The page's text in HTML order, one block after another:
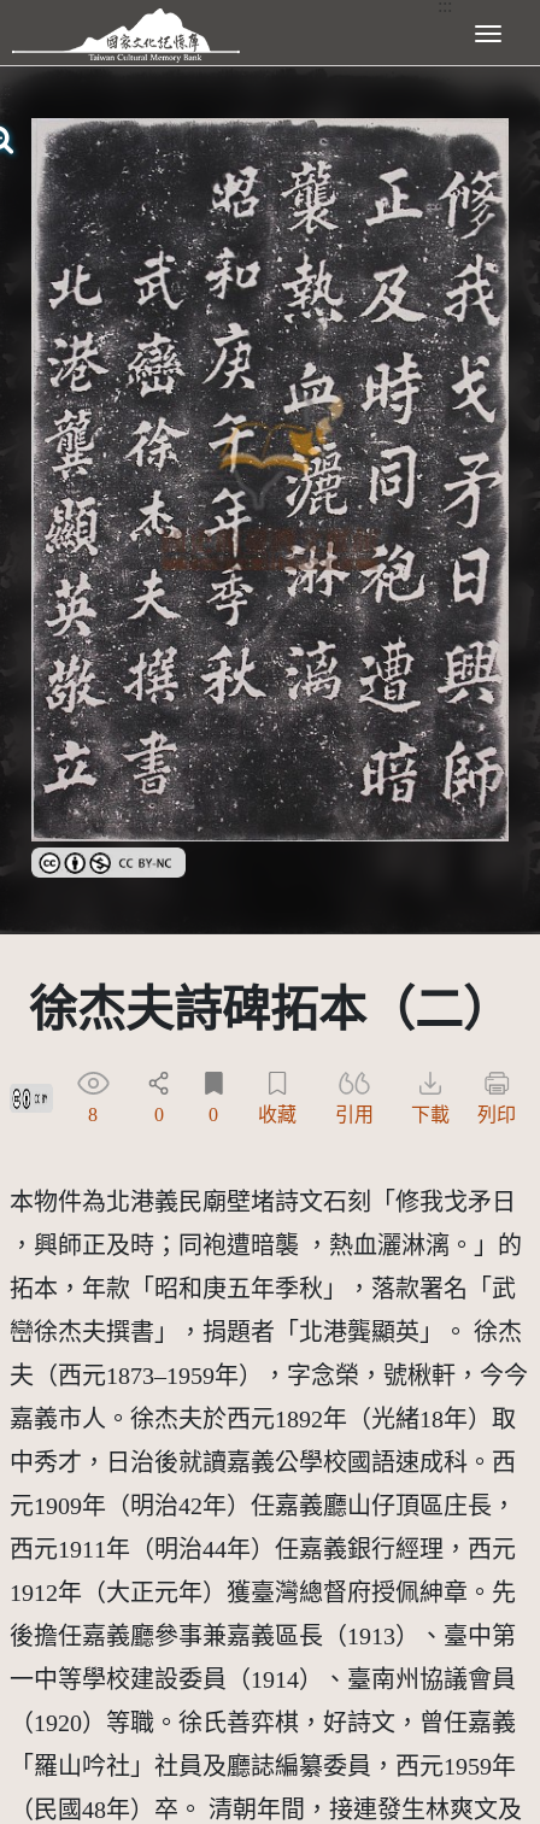
跳到主要內容區塊 展開選單
創用CC姓名標示-非商業性 3.0 台灣及其後版本(CC BY-NC 3.0 TW
徐杰夫詩碑拓本（二）
創用CC姓名標示 3.0 台灣及其後版本(CC BY 3.0 TW +)
8 0 0 收藏 引用 下載 列印
本物件為北港義民廟壁堵詩文石刻「修我戈矛日
，興師正及時；同袍遭暗襲 ，熱血灑淋漓。」的
拓本，年款「昭和庚五年季秋」，落款署名「武
巒徐杰夫撰書」，捐題者「北港龔顯英」。 徐杰
夫（西元1873–1959年），字念榮，號楸軒，今今
嘉義市人。徐杰夫於西元1892年（光緒18年）取
中秀才，日治後就讀嘉義公學校國語速成科。西
元1909年（明治42年）任嘉義廳山仔頂區庄長，
西元1911年（明治44年）任嘉義銀行經理，西元
1912年（大正元年）獲臺灣總督府授佩紳章。先
後擔任嘉義廳參事兼嘉義區長（1913）、臺中第
一中等學校建設委員（1914）、臺南州協議會員
（1920）等職。徐氏善弈棋，好詩文，曾任嘉義
「羅山吟社」社員及廳誌編纂委員，西元1959年
（民國48年）卒。 清朝年間，接連發生林爽文及